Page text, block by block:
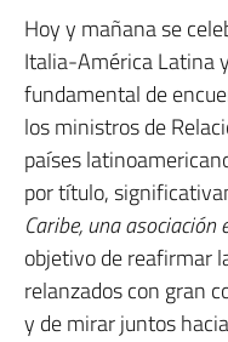
Hoy y mañana se
Italia-América Latina
fundamental de
los ministros de
países
por título,
Caribe, una asociación
objetivo de reafirmar
relanzados con gran
y de mirar juntos